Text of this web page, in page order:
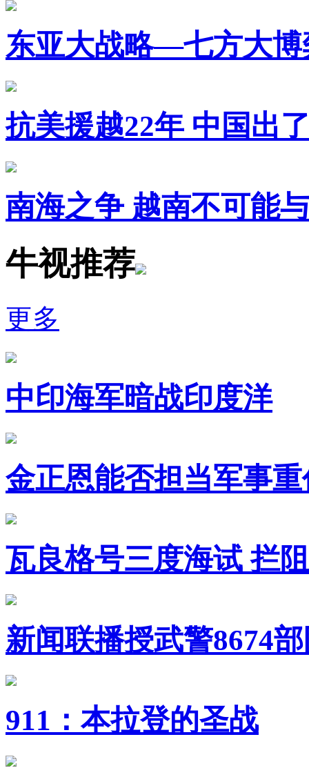
东亚大战略—七方大博
抗美援越22年 中国出
南海之争 越南不可能
牛视推荐
更多
中印海军暗战印度洋
金正恩能否担当军事重
瓦良格号三度海试 拦
新闻联播授武警8674
911：本拉登的圣战